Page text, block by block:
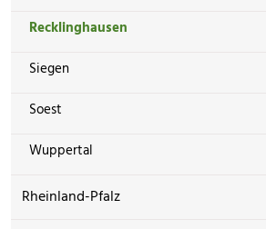
Recklinghausen
Siegen
Soest
Wuppertal
Rheinland-Pfalz